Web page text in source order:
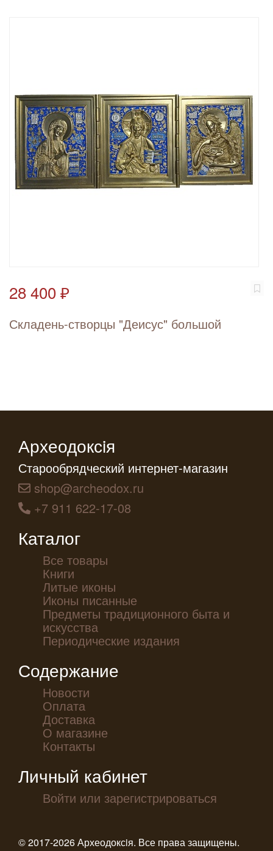
28 400 ₽
Складень-створцы "Деисус" большой
Археодоксiя
Старообрядческий интернет-магазин
shop@archeodox.ru
+7 911 622-17-08
Каталог
Все товары
Книги
Литые иконы
Иконы писанные
Предметы традиционного быта и
искусства
Периодические издания
Содержание
Новости
Оплата
Доставка
О магазине
Контакты
Личный кабинет
Войти или зарегистрироваться
© 2017-2026 Археодоксiя. Все права защищены.